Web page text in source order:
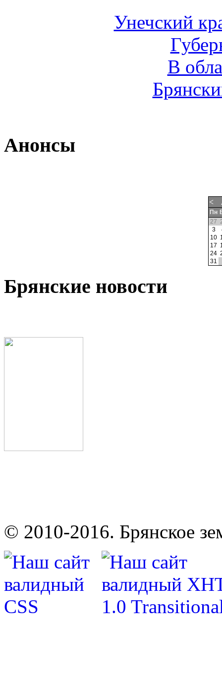
Унечский
В
Анонсы
<
Пн
27
3
10
17
24
31
Брянские новости
© 2010-2016. Брянское